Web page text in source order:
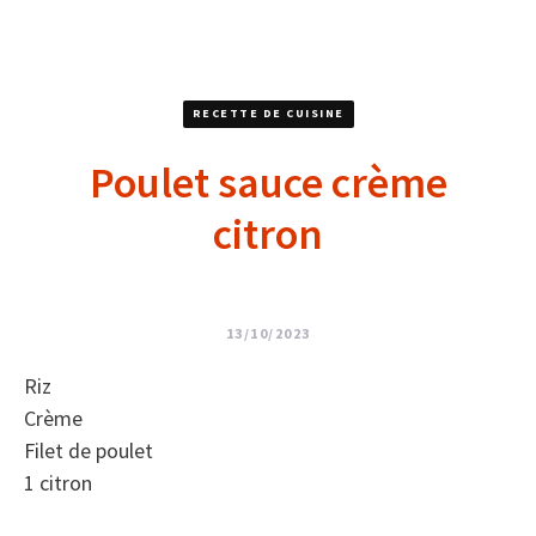
RECETTE DE CUISINE
Poulet sauce crème
citron
13/10/2023
Riz
Crème
Filet de poulet
1 citron